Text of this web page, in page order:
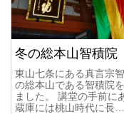
冬の総本山智積院
東山七条にある真言宗
の総本山である智積院
ました。 講堂の手前に
蔵庫には桃山時代に長…